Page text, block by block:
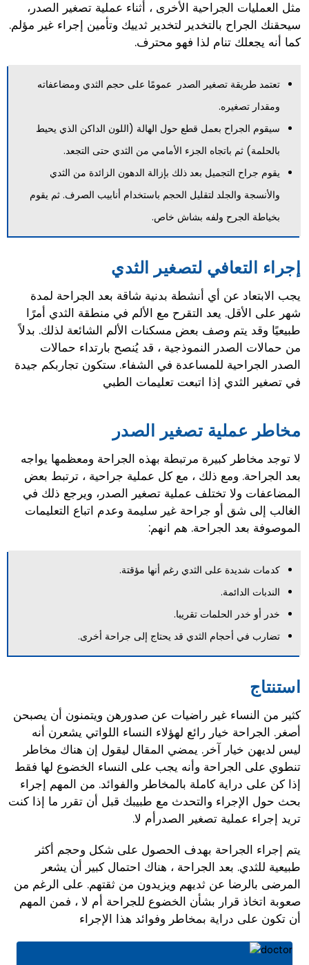
مثل العمليات الجراحية الأخرى ، أثناء عملية تصغير الصدر،
سيحقنك الجراح بالتخدير لتخدير ثدييك وتأمين إجراء غير مؤلم.
كما أنه يجعلك تنام لذا فهو محترف.
تعتمد طريقة تصغير الصدر عمومًا على حجم الثدي ومضاعفاته
ومقدار تصغيره.
سيقوم الجراح بعمل قطع حول الهالة (اللون الداكن الذي يحيط
بالحلمة) ثم باتجاه الجزء الأمامي من الثدي حتى التجعد.
يقوم جراح التجميل بعد ذلك بإزالة الدهون الزائدة من الثدي
والأنسجة والجلد لتقليل الحجم باستخدام أنابيب الصرف. ثم يقوم
بخياطة الجرح ولفه بشاش خاص.
إجراء التعافي لتصغير الثدي
يجب الابتعاد عن أي أنشطة بدنية شاقة بعد الجراحة لمدة
شهر على الأقل. يعد التقرح مع الألم في منطقة الثدي أمرًا
طبيعيًا وقد يتم وصف بعض مسكنات الألم الشائعة لذلك. بدلاً
من حمالات الصدر النموذجية ، قد يُنصح بارتداء حمالات
الصدر الجراحية للمساعدة في الشفاء. ستكون تجاربكم جيدة
في تصغير الثدي إذا اتبعت تعليمات الطبي
مخاطر عملية تصغير الصدر
لا توجد مخاطر كبيرة مرتبطة بهذه الجراحة ومعظمها يواجه
بعد الجراحة. ومع ذلك ، مع كل عملية جراحية ، ترتبط بعض
المضاعفات ولا تختلف عملية تصغير الصدر، ويرجع ذلك في
الغالب إلى شق أو جراحة غير سليمة وعدم اتباع التعليمات
الموصوفة بعد الجراحة. هم انهم:
كدمات شديدة على الثدي رغم أنها مؤقتة.
الندبات الدائمة.
خدر أو خدر الحلمات تقريبا.
تضارب في أحجام الثدي قد يحتاج إلى جراحة أخرى.
استنتاج
كثير من النساء غير راضيات عن صدورهن ويتمنون أن يصبحن
أصغر. الجراحة خيار رائع لهؤلاء النساء اللواتي يشعرن أنه
ليس لديهن خيار آخر. يمضي المقال ليقول إن هناك مخاطر
تنطوي على الجراحة وأنه يجب على النساء الخضوع لها فقط
إذا كن على دراية كاملة بالمخاطر والفوائد. من المهم إجراء
بحث حول الإجراء والتحدث مع طبيبك قبل أن تقرر ما إذا كنت
تريد إجراء عملية تصغير الصدرأم لا.
يتم إجراء الجراحة بهدف الحصول على شكل وحجم أكثر
طبيعية للثدي. بعد الجراحة ، هناك احتمال كبير أن يشعر
المرضى بالرضا عن ثديهم ويزيدون من ثقتهم. على الرغم من
صعوبة اتخاذ قرار بشأن الخضوع للجراحة أم لا ، فمن المهم
أن تكون على دراية بمخاطر وفوائد هذا الإجراء